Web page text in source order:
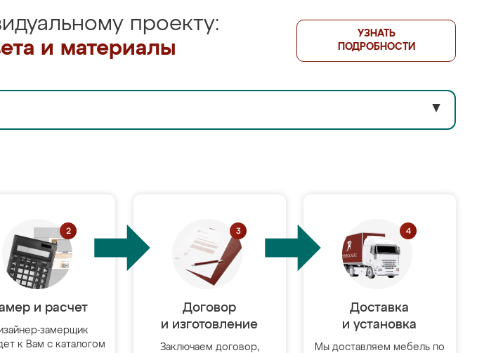
проекту:
и материалы
УЗНАТЬ
ПОДРОБНОСТИ
▼
и расчет
замерщик
к Вам с каталогом
Договор
и изготовление
Заключаем договор,
Доставка
и установка
Мы доставляем мебель по